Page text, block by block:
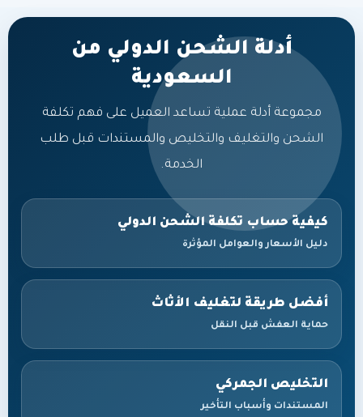
أدلة الشحن الدولي من
السعودية
مجموعة أدلة عملية تساعد العميل على فهم تكلفة
الشحن والتغليف والتخليص والمستندات قبل طلب
الخدمة.
كيفية حساب تكلفة الشحن الدولي
دليل الأسعار والعوامل المؤثرة
أفضل طريقة لتغليف الأثاث
حماية العفش قبل النقل
التخليص الجمركي
المستندات وأسباب التأخير